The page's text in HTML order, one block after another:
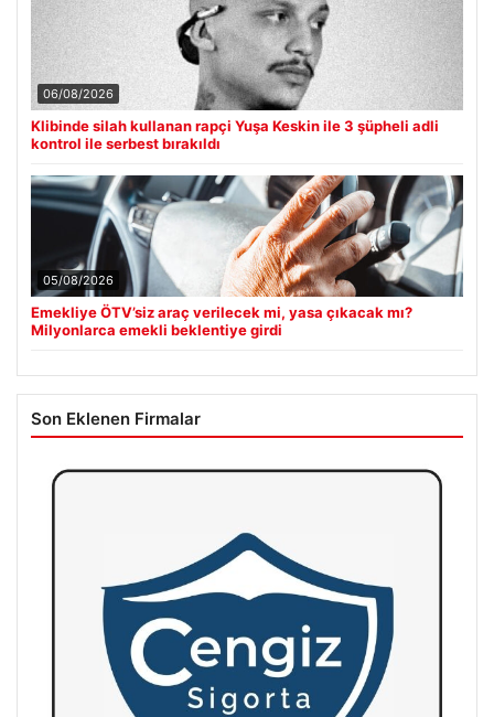
06/08/2026
Klibinde silah kullanan rapçi Yuşa Keskin ile 3 şüpheli adli
kontrol ile serbest bırakıldı
05/08/2026
Emekliye ÖTV’siz araç verilecek mi, yasa çıkacak mı?
Milyonlarca emekli beklentiye girdi
Son Eklenen Firmalar